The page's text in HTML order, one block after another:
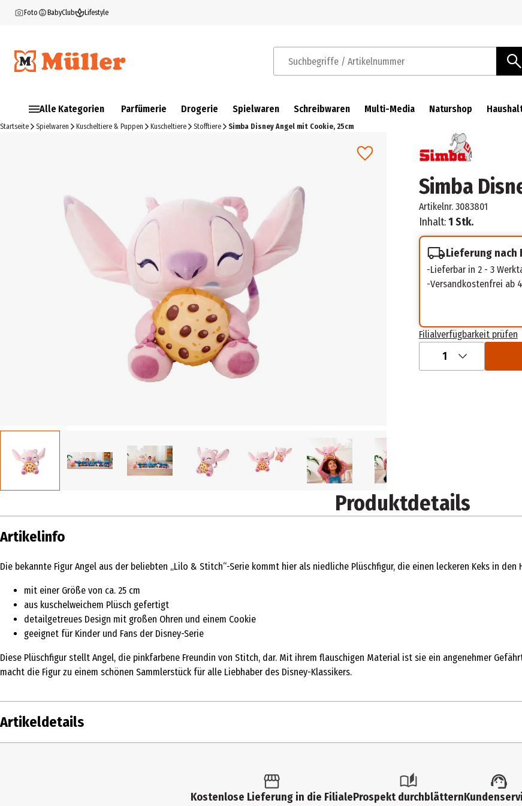
Foto BabyClub Lifestyle
Suchbegriffe / Artikelnummer
Alle Kategorien Parfümerie Drogerie Spielwaren Schreibwaren Multi-Media Naturshop
Startseite Spielwaren Kuscheltiere & Puppen Kuscheltiere Stofftiere Simba Disney Angel mit Cookie, 25cm
Simba
Artikelnr. 3083801
Inhalt:1 Stk.
Lieferung nach
Lieferbar in 2 - 3
Versandkostenfrei ab
Filialverfügbarkeit prüfen
1
Produktdetails
Artikelinfo
Die bekannte Figur Angel aus der beliebten „Lilo & Stitch“-Serie kommt hier als niedliche Plüschfigur, die einen leckeren Keks in den
mit einer Größe von ca. 25 cm
aus kuschelweichem Plüsch gefertigt
detailgetreues Design mit großen Ohren und einem Cookie
geeignet für Kinder und Fans der Disney-Serie
Diese Plüschfigur stellt Angel, die pinkfarbene Freundin von Stitch, dar. Mit ihrem flauschigen Material ist sie ein angenehmer
macht die Figur zu einem schönen Sammlerstück für alle Liebhaber des Disney-Klassikers.
Artikeldetails
Kostenlose Lieferung in die FilialeProspekt durchblättern